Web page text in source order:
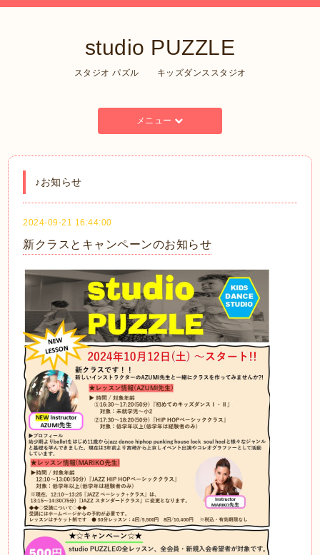
studio PUZZLE
スタジオ パズル キッズダンススタジオ
メニュー
♪お知らせ
2024-09-21 16:44:00
新クラスとキャンペーンのお知らせ